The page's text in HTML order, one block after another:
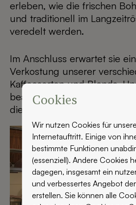
erleben, wie die frischen
und traditionell im
veredelt werden.
Im Anschluss erwartet sie
Verkostung unserer
Kaffeesorten und Blends.
beantworten gern all ihre
die Ihnen zum Thema Kaffee
Cookies
Wir nutzen Cookies für
Internetauftritt. Einige von
bestimmte Funktionen
(essenziell). Andere Cookies
dagegen, insgesamt ein
und verbessertes Angebot
erstellen. Sie können alle